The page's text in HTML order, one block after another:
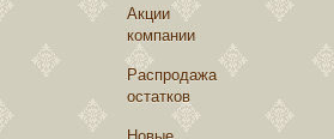
Акции
компании
Распродажа
остатков